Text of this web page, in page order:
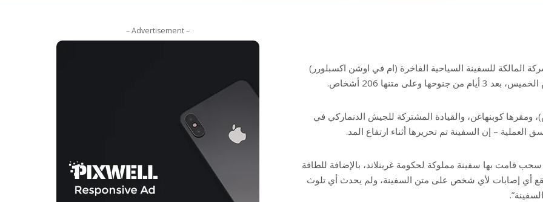
المالكة للسفينة السياحية الفاخرة (ام في اوشن اكسبلورر)
3 أيام من جنوحها وعلى متنها 206 أشخاص.
كوبنهاغن، والقيادة المشتركة للجيش الدنماركي في
– إن السفينة تم تحريرها أثناء ارتفاع المد.
قامت بها سفينة مملوكة لحكومة غرينلاند، بالإضافة للطاقة
تقع أي إصابات لأي شخص على متن السفينة، ولم يحدث أي تلوث
– Advertisement –